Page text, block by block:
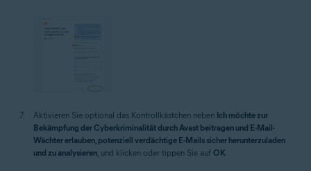
Aktivieren Sie optional das Kontrollkästchen neben Ich möchte zur
Bekämpfung der Cyberkriminalität durch Avast beitragen und E-Mail-
Wächter erlauben, potenziell verdächtige E-Mails sicher herunterzuladen
und zu analysieren , und klicken oder tippen Sie auf OK